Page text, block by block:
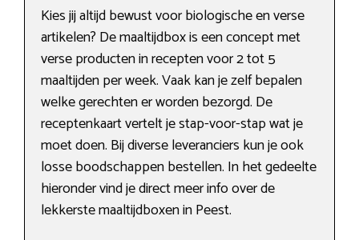
Kies jij altijd bewust voor biologische en verse
artikelen? De maaltijdbox is een concept met
verse producten in recepten voor 2 tot 5
maaltijden per week. Vaak kan je zelf bepalen
welke gerechten er worden bezorgd. De
receptenkaart vertelt je stap-voor-stap wat je
moet doen. Bij diverse leveranciers kun je ook
losse boodschappen bestellen. In het gedeelte
hieronder vind je direct meer info over de
lekkerste maaltijdboxen in Peest.